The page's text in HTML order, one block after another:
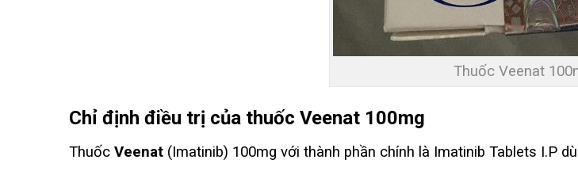
Thuốc Veenat 100mg
Chỉ định điều trị của thuốc Veenat 100mg
Thuốc Veenat (Imatinib) 100mg với thành phần chính là Imatinib Tablets I.P